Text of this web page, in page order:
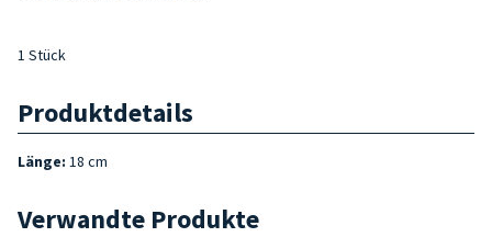
1 Stück
Produktdetails
Länge: 18 cm
Verwandte Produkte